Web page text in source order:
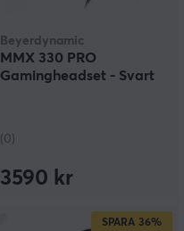
Beyerdynamic
MMX 330 PRO
Gamingheadset - Svart
(0)
3590 kr
SPARA 36%